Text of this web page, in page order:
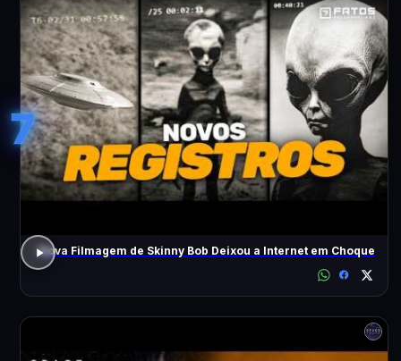
7
Nova Filmagem de Skinny Bob Deixou a Internet em Choque